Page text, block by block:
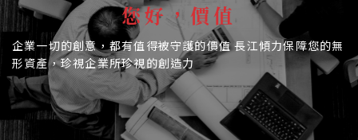
您好，價值
企業一切的創意，都有值得被守護的價值 長江傾力保障您的無
形資產，珍視企業所珍視的創造力